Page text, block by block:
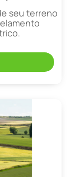
seu terreno